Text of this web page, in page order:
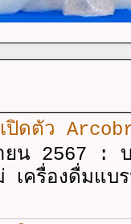
ปิดตัว
น 2567 : บ
ครื่องดื่มแบ